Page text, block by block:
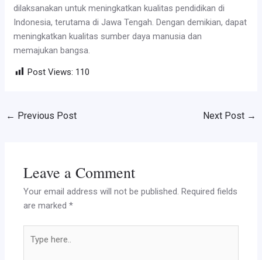
dilaksanakan untuk meningkatkan kualitas pendidikan di
Indonesia, terutama di Jawa Tengah. Dengan demikian, dapat
meningkatkan kualitas sumber daya manusia dan
memajukan bangsa.
Post Views: 110
← Previous Post Next Post →
Leave a Comment
Your email address will not be published. Required fields
are marked*
here..